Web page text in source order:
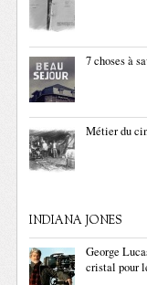
7 choses à
Métier du
INDIANA JONES
George
cristal pour